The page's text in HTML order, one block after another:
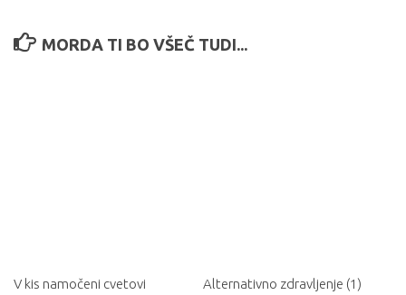
MORDA TI BO VŠEČ TUDI...
V kis namočeni cvetovi
Alternativno zdravljenje (1)